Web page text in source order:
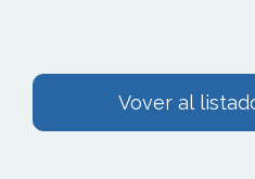
Vover al